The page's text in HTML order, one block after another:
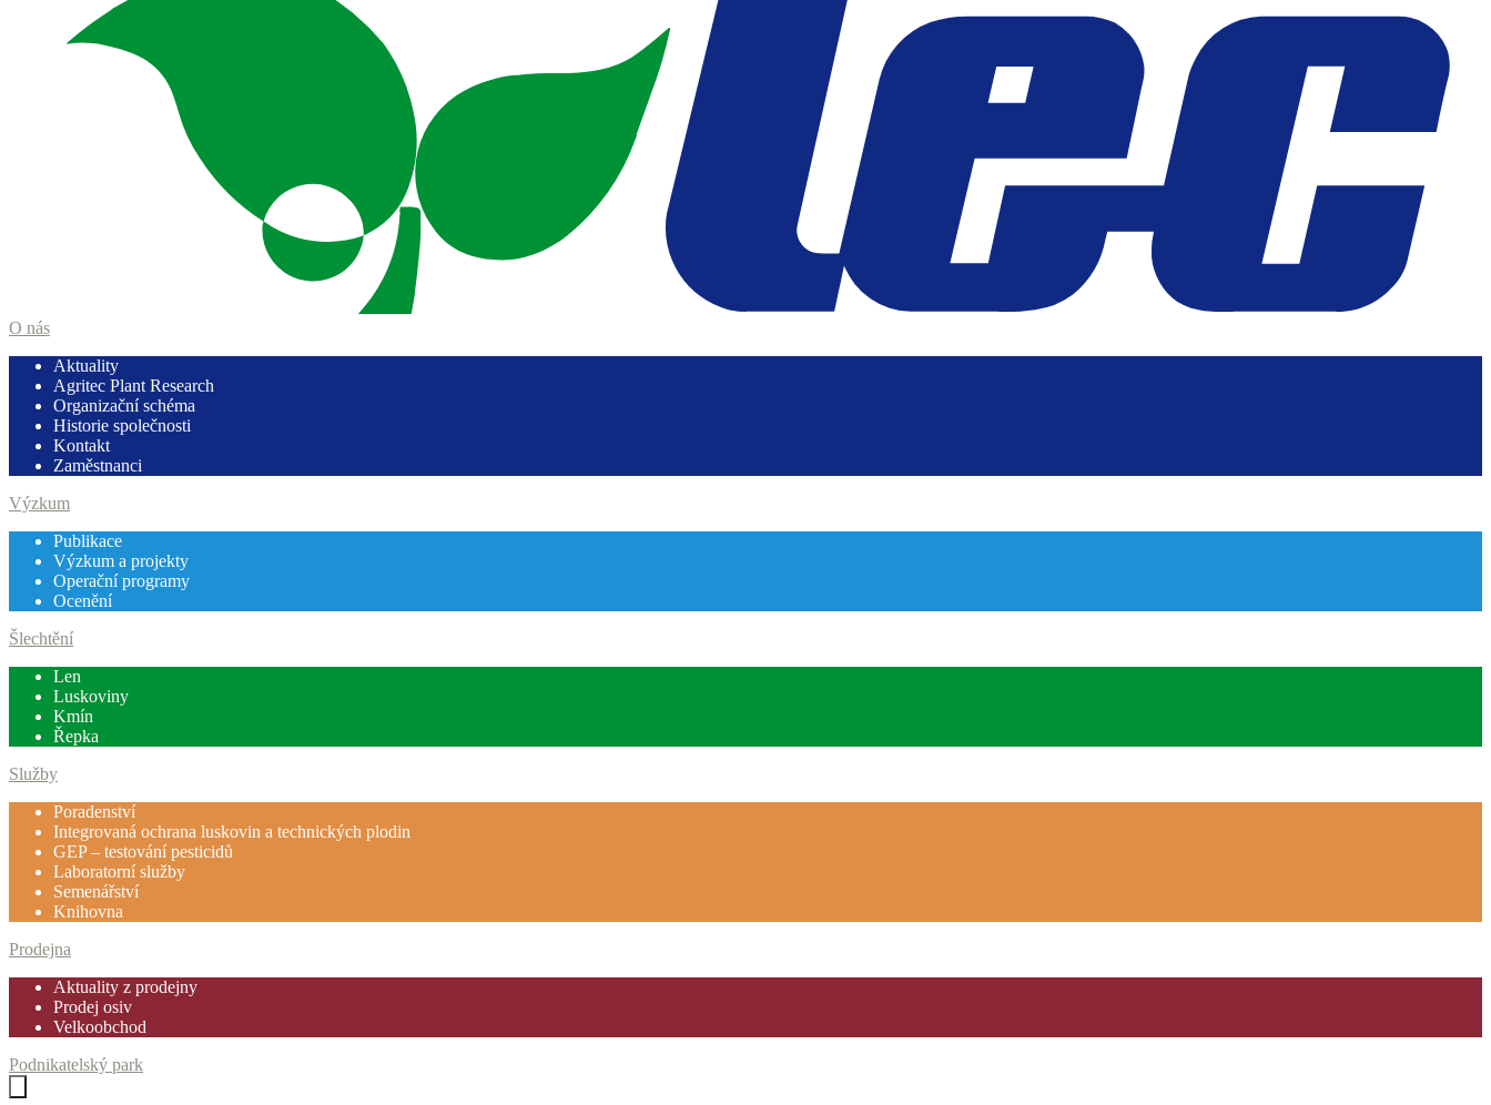
O nás
Aktuality
Agritec Plant Research
Organizační schéma
Historie společnosti
Kontakt
Zaměstnanci
Výzkum
Publikace
Výzkum a projekty
Operační programy
Ocenění
Šlechtění
Len
Luskoviny
Kmín
Řepka
Služby
Poradenství
Integrovaná ochrana luskovin a technických plodin
GEP – testování pesticidů
Laboratorní služby
Semenářství
Knihovna
Prodejna
Aktuality z prodejny
Prodej osiv
Velkoobchod
Podnikatelský park